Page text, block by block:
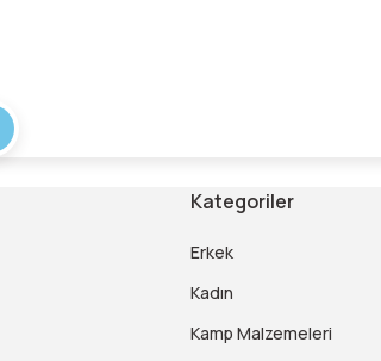
Kategoriler
Erkek
Kadın
Kamp Malzemeleri